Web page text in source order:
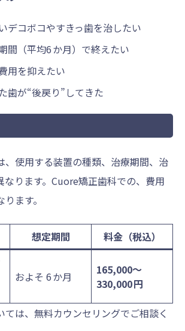
デコボコやすきっ歯を治したい
間（平均6 か月）で終えたい
用を抑えたい
歯が“後戻り”してきた
、使用する装置の種類、治療期間、治
なります。Cuore矯正歯科での、費用
ます。
想定期間
料金（税込）
およそ 6 か月
165,000〜
330,000 円
ては、無料カウンセリングでご相談く